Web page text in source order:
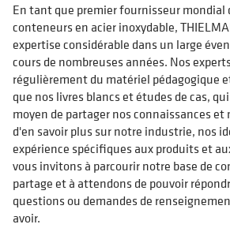
En tant que premier fournisseur mondial
conteneurs en acier inoxydable,
expertise considérable dans un large
cours de nombreuses années. Nos
régulièrement du matériel pédagogique
que nos livres blancs et études de cas,
moyen de partager nos connaissances
d'en savoir plus sur notre industrie, nos
expérience spécifiques aux produits et
vous invitons à parcourir notre base de
partage et à attendons de pouvoir
questions ou demandes de
avoir.